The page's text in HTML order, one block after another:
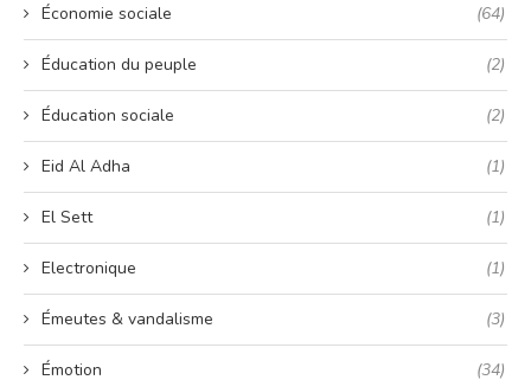
Économie sociale (64)
Éducation du peuple (2)
Éducation sociale (2)
Eid Al Adha (1)
El Sett (1)
Electronique (1)
Émeutes & vandalisme (3)
Émotion (34)